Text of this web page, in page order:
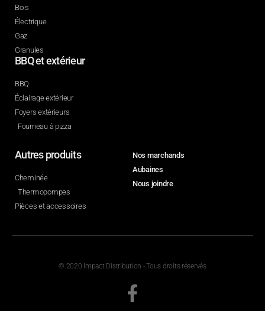
Bois
Électrique
Gaz
Granules
BBQ et extérieur
BBQ
Éclairage extérieur
Foyers extérieurs
Fourneau à pizza
Autres produits
Cheminée
Thermopompes
Pièces et accessoires
Nos marchands
Aubaines
Nous joindre
© 2020 Impact Distribution - Tous droits réservés